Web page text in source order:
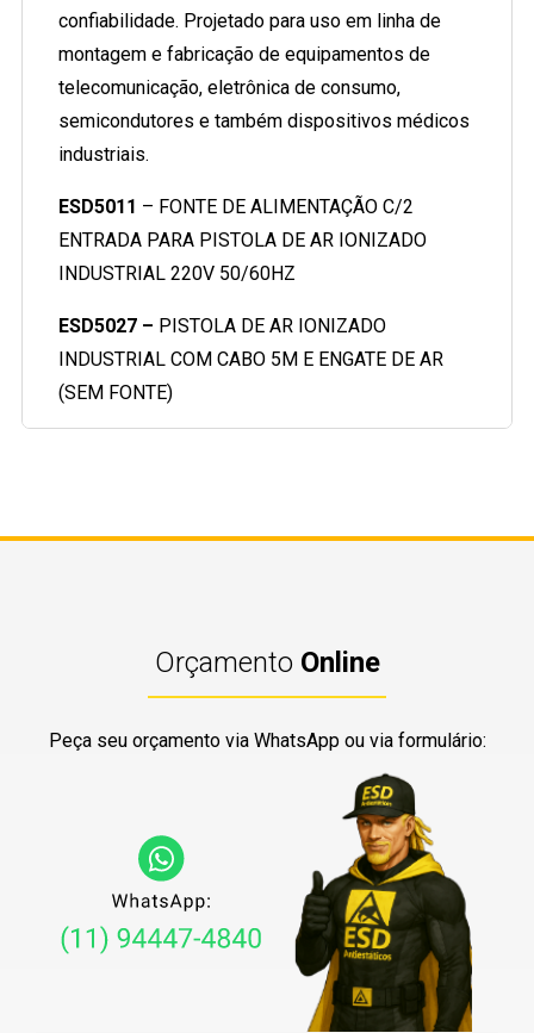
confiabilidade. Projetado para uso em linha de
montagem e fabricação de equipamentos de
telecomunicação, eletrônica de consumo,
semicondutores e também dispositivos médicos
industriais.
ESD5011 – FONTE DE ALIMENTAÇÃO C/2
ENTRADA PARA PISTOLA DE AR IONIZADO
INDUSTRIAL 220V 50/60HZ
ESD5027 – PISTOLA DE AR IONIZADO
INDUSTRIAL COM CABO 5M E ENGATE DE AR
(SEM FONTE)
Orçamento Online
Peça seu orçamento via WhatsApp ou via formulário: